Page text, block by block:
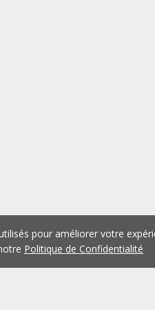
pour améliorer votre
Politique de Confidentialité